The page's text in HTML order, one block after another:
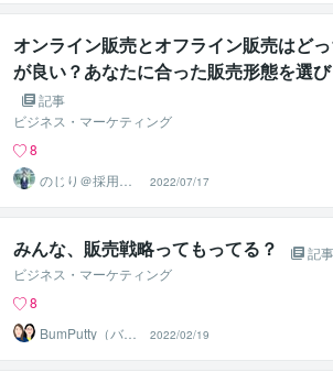
オンライン販売とオフライン販売はど
が良い？あなたに合った販売形態を選
しょう！
記事
ビジネス・マーケティング
8
のじり＠採用サ
ポーター
2022/07/17
みんな、販売戦略ってもってる？
記事
ビジネス・マーケティング
8
BumPutty（バン
2022/02/19